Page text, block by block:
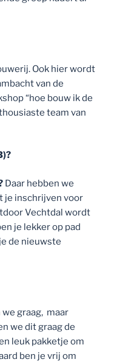
Ook hier wordt
van de
“hoe bouw ik de
team van
Daar hebben we
je inschrijven voor
Vechtdal wordt
je lekker op pad
de nieuwste
we graag, maar
we dit graag de
leuk pakketje om
ben je vrij om